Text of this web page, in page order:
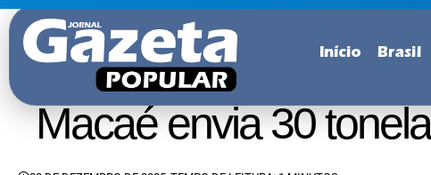
Início Brasil
Macaé envia 30